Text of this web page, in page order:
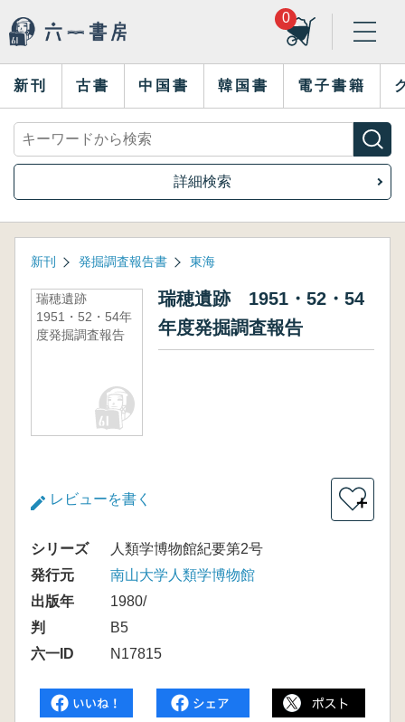
0
新刊 古書 中国書 韓国書 電子書籍
詳細検索
新刊 発掘調査報告書 東海
瑞穂遺跡
1951・52・54年
度発掘調査報告
瑞穂遺跡 1951・52・54
年度発掘調査報告
レビューを書く ＋
シリーズ
人類学博物館紀要第2号
発行元
南山大学人類学博物館
出版年
1980/
判
B5
六一ID
N17815